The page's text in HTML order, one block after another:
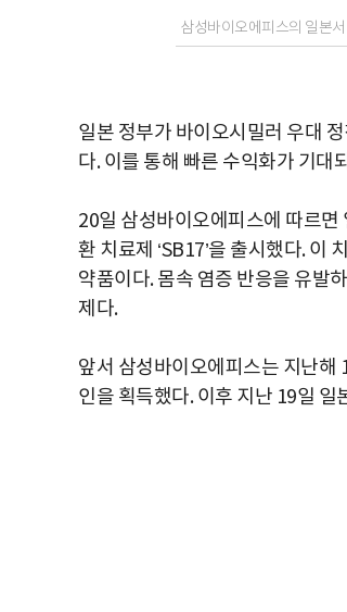
삼성바이오에피스의 일본
일본 정부가 바이오시밀러 우대
다. 이를 통해 빠른 수익화가 기대
20일 삼성바이오에피스에 따르
환 치료제 ‘SB17’을 출시했다. 이
약품이다. 몸속 염증 반응을 유발
제다.
앞서 삼성바이오에피스는 지난해
인을 획득했다. 이후 지난 19일